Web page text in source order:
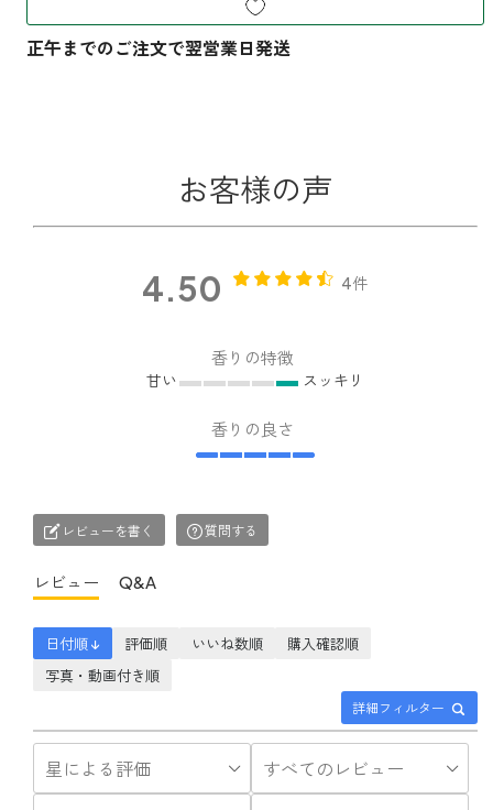
お客様の声
4.50 4件
香りの特徴
甘い スッキリ
香りの良さ
レビューを書く 質問する
レビュー Q&A
詳細フィルター
日付順 ↓ 評価順 いいね数順
購入確認順
写真・動画付き順